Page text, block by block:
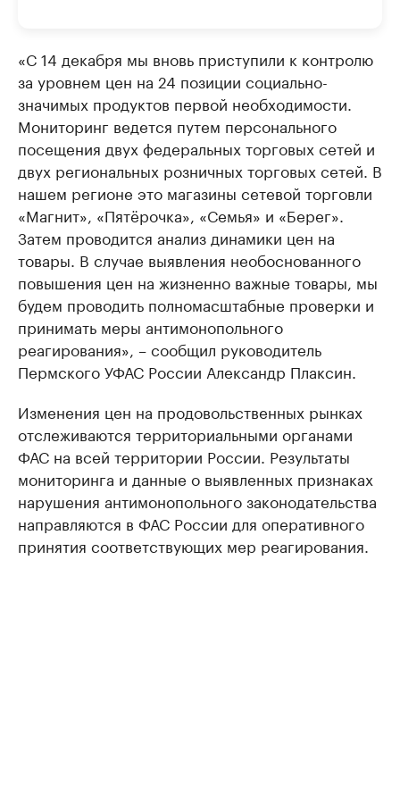
«С 14 декабря мы вновь приступили к контролю
за уровнем цен на 24 позиции социально-
значимых продуктов первой необходимости.
Мониторинг ведется путем персонального
посещения двух федеральных торговых сетей и
двух региональных розничных торговых сетей. В
нашем регионе это магазины сетевой торговли
«Магнит», «Пятёрочка», «Семья» и «Берег».
Затем проводится анализ динамики цен на
товары. В случае выявления необоснованного
повышения цен на жизненно важные товары, мы
будем проводить полномасштабные проверки и
принимать меры антимонопольного
реагирования», – сообщил руководитель
Пермского УФАС России Александр Плаксин.
Изменения цен на продовольственных рынках
отслеживаются территориальными органами
ФАС на всей территории России. Результаты
мониторинга и данные о выявленных признаках
нарушения антимонопольного законодательства
направляются в ФАС России для оперативного
принятия соответствующих мер реагирования.